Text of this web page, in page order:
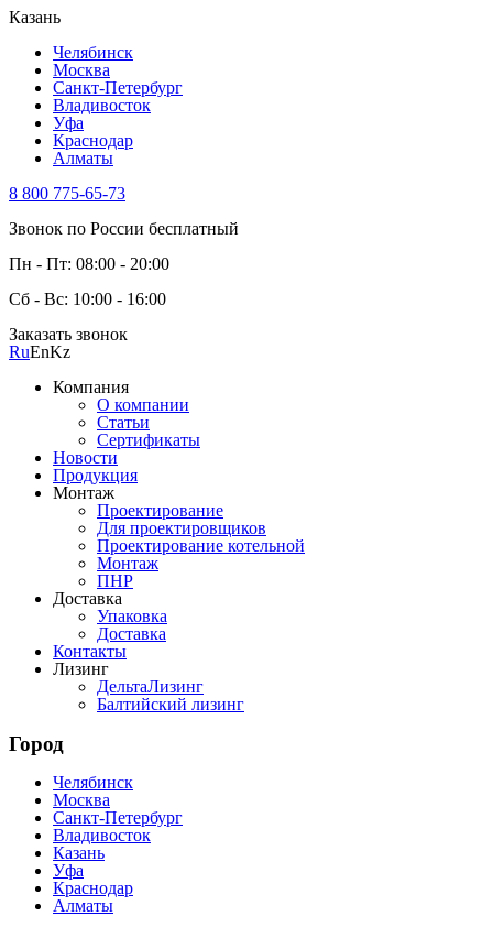
Казань
Челябинск
Москва
Санкт-Петербург
Владивосток
Уфа
Краснодар
Алматы
8 800 775-65-73
Звонок по России бесплатный
Пн - Пт: 08:00 - 20:00
Сб - Вс: 10:00 - 16:00
Заказать звонок
RuEnKz
Компания
О компании
Статьи
Сертификаты
Новости
Продукция
Монтаж
Проектирование
Для проектировщиков
Проектирование котельной
Монтаж
ПНР
Доставка
Упаковка
Доставка
Контакты
Лизинг
ДельтаЛизинг
Балтийский лизинг
Город
Челябинск
Москва
Санкт-Петербург
Владивосток
Казань
Уфа
Краснодар
Алматы